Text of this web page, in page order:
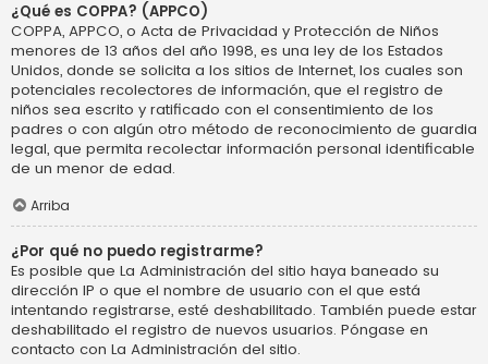
¿Qué es COPPA? (APPCO)
COPPA, APPCO, o Acta de Privacidad y Protección de Niños
menores de 13 años del año 1998, es una ley de los Estados
Unidos, donde se solicita a los sitios de Internet, los cuales son
potenciales recolectores de información, que el registro de
niños sea escrito y ratificado con el consentimiento de los
padres o con algún otro método de reconocimiento de guardia
legal, que permita recolectar información personal identificable
de un menor de edad.
Arriba
¿Por qué no puedo registrarme?
Es posible que La Administración del sitio haya baneado su
dirección IP o que el nombre de usuario con el que está
intentando registrarse, esté deshabilitado. También puede estar
deshabilitado el registro de nuevos usuarios. Póngase en
contacto con La Administración del sitio.